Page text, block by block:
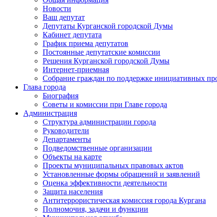
Новости
Ваш депутат
Депутаты Курганской городской Думы
Кабинет депутата
График приема депутатов
Постоянные депутатские комиссии
Решения Курганской городской Думы
Интернет-приемная
Собрание граждан по поддержке инициативных
Глава города
Биография
Советы и комиссии при Главе города
Администрация
Структура администрации города
Руководители
Департаменты
Подведомственные организации
Объекты на карте
Проекты муниципальных правовых актов
Установленные формы обращений и заявлений
Оценка эффективности деятельности
Защита населения
Антитеррористическая комиссия города Кургана
Полномочия, задачи и функции